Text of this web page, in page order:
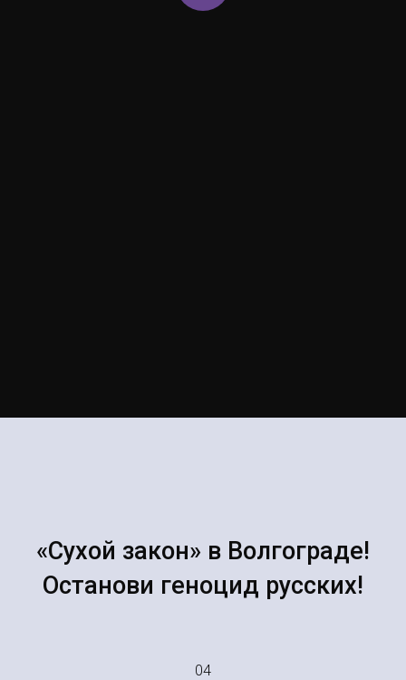
«Сухой закон» в Волгограде!
Останови геноцид русских!
04